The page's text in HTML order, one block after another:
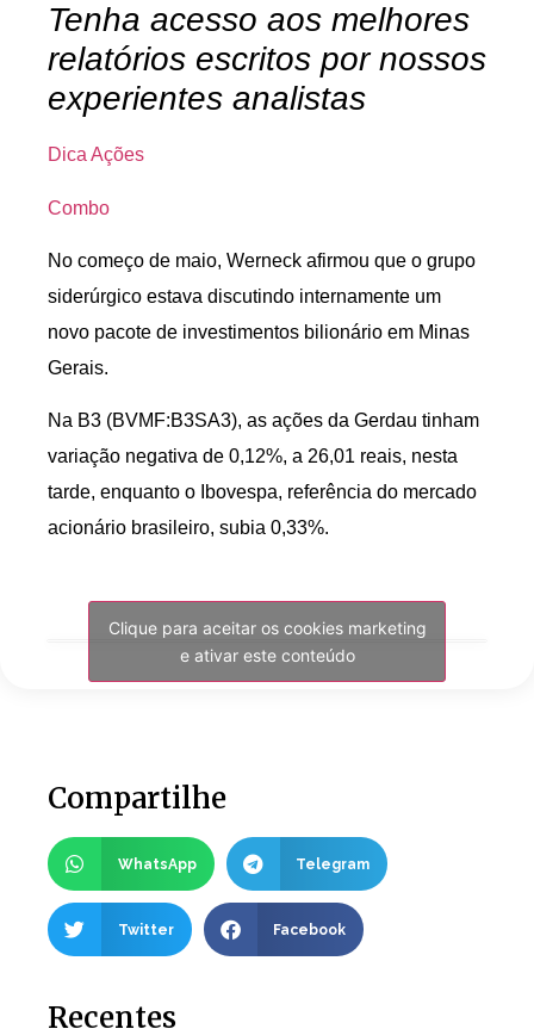
Tenha acesso aos melhores
relatórios escritos por nossos
experientes analistas
Dica Ações
Combo
No começo de maio, Werneck afirmou que o grupo
siderúrgico estava discutindo internamente um
novo pacote de investimentos bilionário em Minas
Gerais.
Na B3 (BVMF:B3SA3), as ações da Gerdau tinham
variação negativa de 0,12%, a 26,01 reais, nesta
tarde, enquanto o Ibovespa, referência do mercado
acionário brasileiro, subia 0,33%.
Clique para aceitar os cookies marketing
e ativar este conteúdo
Compartilhe
WhatsApp Telegram
Twitter Facebook
Recentes